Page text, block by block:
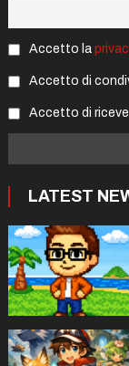
Accetto la
Accetto di
Accetto di
LATEST